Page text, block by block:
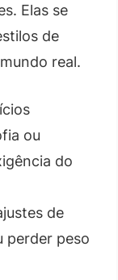
Elas se
de
real.
ou
do
de
perder peso